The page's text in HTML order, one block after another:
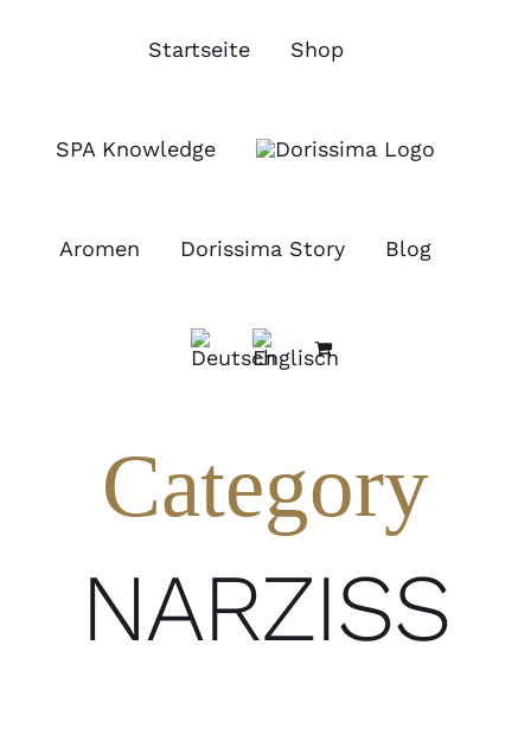
Startseite Shop
SPA Knowledge
Aromen Dorissima Story Blog
Category
NARZISS